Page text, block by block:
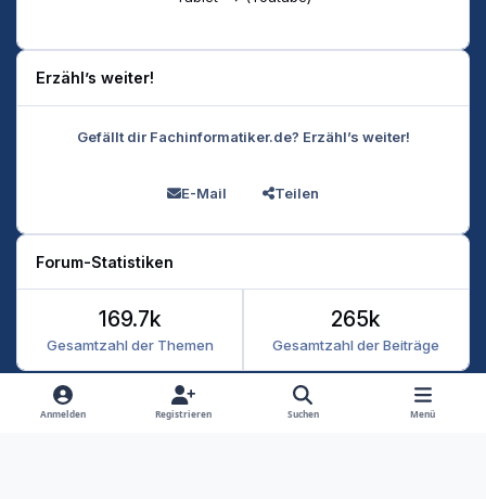
Erzähl’s weiter!
Gefällt dir Fachinformatiker.de? Erzähl’s weiter!
E-Mail Teilen
Forum-Statistiken
Gesamtzahl der Themen
169.7k
Gesamtzahl der Beiträge
265k
Heller Modus
Dunkler Modus
Systemeinstellung
Anmelden Registrieren Suchen Menü